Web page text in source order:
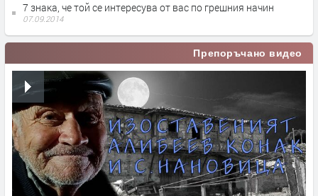
7 знака, че той се интересува от вас по грешния начин
07.09.2014
Препоръчано видео